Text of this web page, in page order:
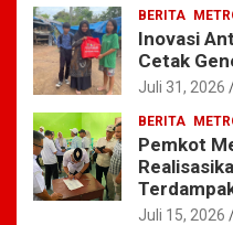
BERITA
Inovasi
Cetak
Juli 31, 2026
BERITA
Pemkot
Juli 15, 2026